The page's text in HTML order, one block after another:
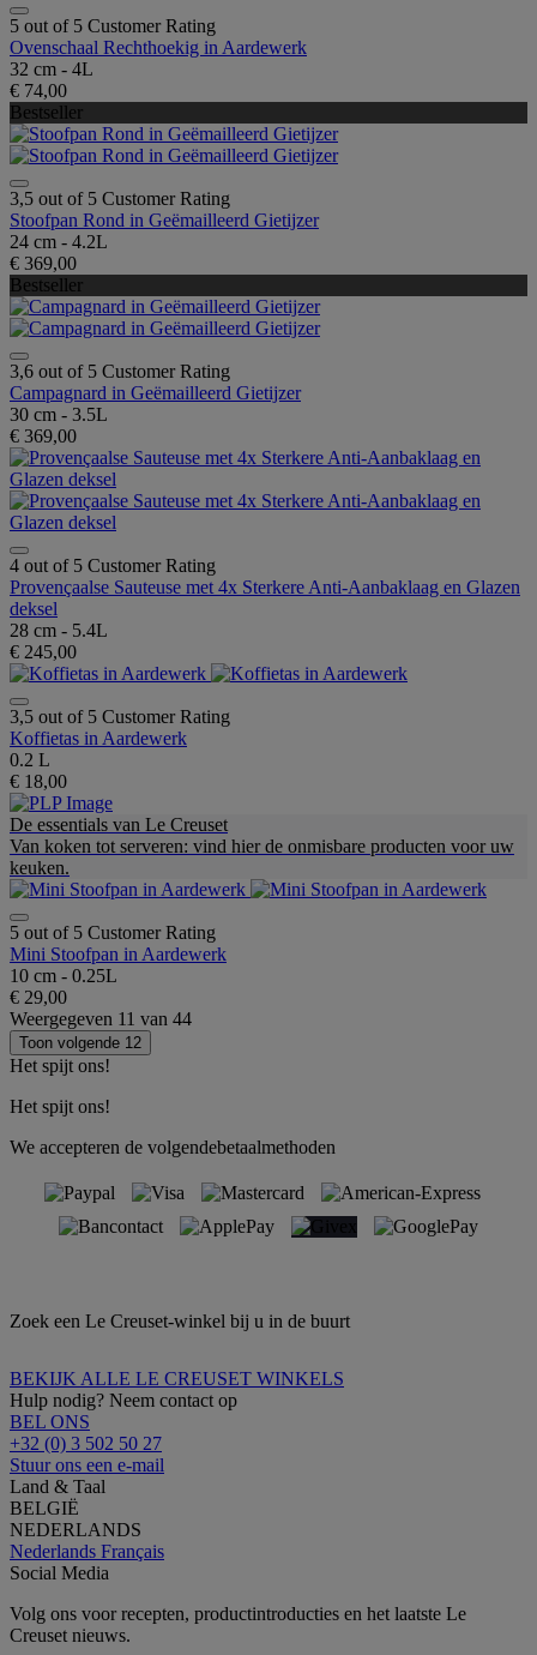
5 out of 5 Customer Rating
Ovenschaal Rechthoekig in Aardewerk
32 cm - 4L
€ 74,00
Bestseller
3,5 out of 5 Customer Rating
Stoofpan Rond in Geëmailleerd Gietijzer
24 cm - 4.2L
€ 369,00
Bestseller
3,6 out of 5 Customer Rating
Campagnard in Geëmailleerd Gietijzer
30 cm - 3.5L
€ 369,00
4 out of 5 Customer Rating
Provençaalse Sauteuse met 4x Sterkere Anti-Aanbaklaag en Glazen
deksel
28 cm - 5.4L
€ 245,00
3,5 out of 5 Customer Rating
Koffietas in Aardewerk
0.2 L
€ 18,00
De essentials van Le Creuset
Van koken tot serveren: vind hier de onmisbare producten voor uw
keuken.
5 out of 5 Customer Rating
Mini Stoofpan in Aardewerk
10 cm - 0.25L
€ 29,00
Weergegeven 11 van 44
Toon volgende 12
Het spijt ons!
Het spijt ons!
We accepteren de volgendebetaalmethoden
Zoek een Le Creuset-winkel bij u in de buurt
BEKIJK ALLE LE CREUSET WINKELS
Hulp nodig? Neem contact op
BEL ONS
+32 (0) 3 502 50 27
Stuur ons een e-mail
Land & Taal
BELGIË
NEDERLANDS
Nederlands Français
Social Media
Volg ons voor recepten, productintroducties en het laatste Le
Creuset nieuws.